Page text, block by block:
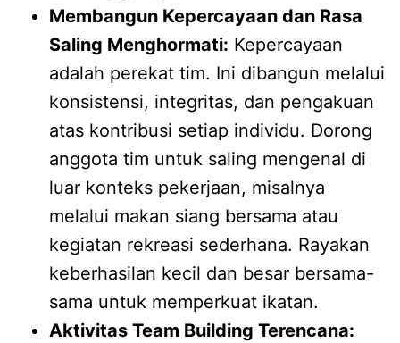
Membangun Kepercayaan dan Rasa
Saling Menghormati: Kepercayaan
adalah perekat tim. Ini dibangun melalui
konsistensi, integritas, dan pengakuan
atas kontribusi setiap individu. Dorong
anggota tim untuk saling mengenal di
luar konteks pekerjaan, misalnya
melalui makan siang bersama atau
kegiatan rekreasi sederhana. Rayakan
keberhasilan kecil dan besar bersama-
sama untuk memperkuat ikatan.
Aktivitas Team Building Terencana: